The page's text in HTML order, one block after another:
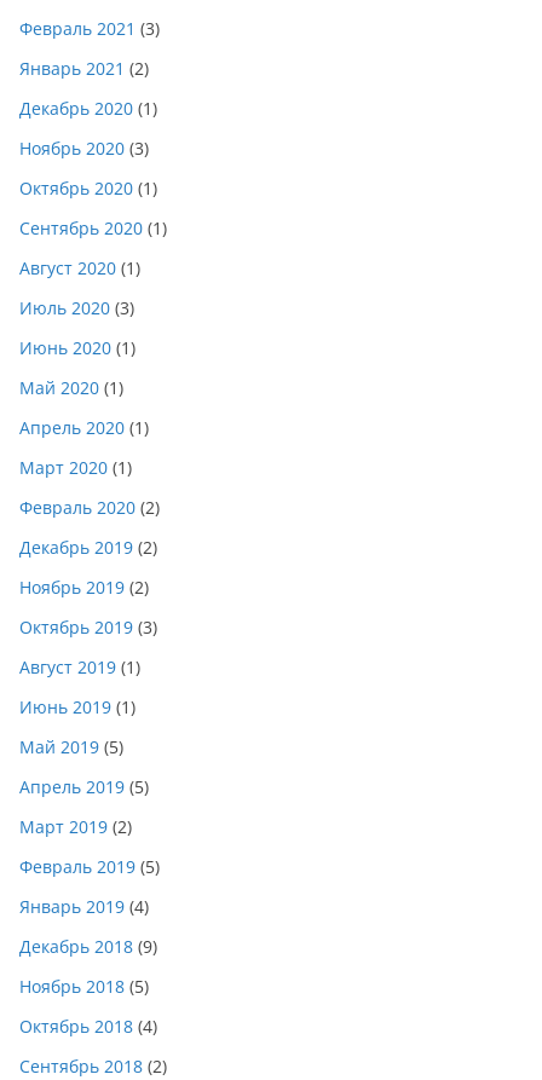
Февраль 2021 (3)
Январь 2021 (2)
Декабрь 2020 (1)
Ноябрь 2020 (3)
Октябрь 2020 (1)
Сентябрь 2020 (1)
Август 2020 (1)
Июль 2020 (3)
Июнь 2020 (1)
Май 2020 (1)
Апрель 2020 (1)
Март 2020 (1)
Февраль 2020 (2)
Декабрь 2019 (2)
Ноябрь 2019 (2)
Октябрь 2019 (3)
Август 2019 (1)
Июнь 2019 (1)
Май 2019 (5)
Апрель 2019 (5)
Март 2019 (2)
Февраль 2019 (5)
Январь 2019 (4)
Декабрь 2018 (9)
Ноябрь 2018 (5)
Октябрь 2018 (4)
Сентябрь 2018 (2)